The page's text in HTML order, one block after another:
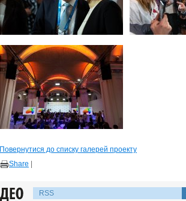
Повернутися до списку галерей проекту
Share
RSS